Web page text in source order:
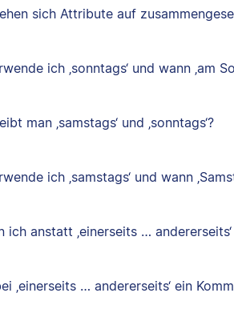
sich Attribute auf
ich ‚sonntags‘ und wann ‚am
man ‚samstags‘ und ‚sonntags‘?
ich ‚samstags‘ und wann
ich anstatt ‚einerseits …
‚einerseits … andererseits‘ ein